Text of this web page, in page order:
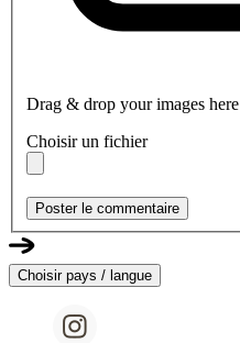
Drag & drop your images here
Choisir un fichier
Poster le commentaire
Choisir pays / langue